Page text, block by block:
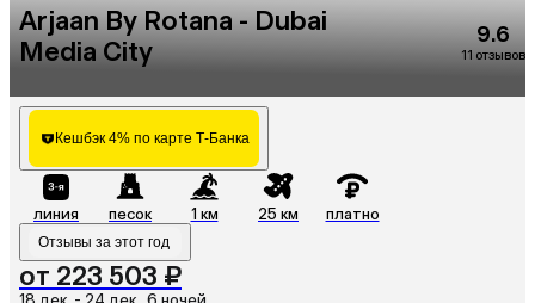
Arjaan By Rotana - Dubai
Media City
9.6
11 отзывов
Кешбэк 4% по карте Т-Банка
линия песок 1 км 25 км платно
Отзывы за этот год
от 223 503 ₽